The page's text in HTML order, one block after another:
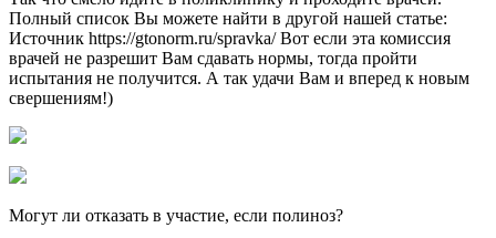
Полный список Вы можете найти в другой нашей статье:
Источник https://gtonorm.ru/spravka/ Вот если эта комиссия
врачей не разрешит Вам сдавать нормы, тогда пройти
испытания не получится. А так удачи Вам и вперед к новым
свершениям!)
Могут ли отказать в участие, если полиноз?